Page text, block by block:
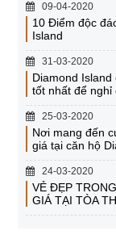
09-04-2020
10 Điểm độc
Island
31-03-2020
Diamond
tốt nhất để nghỉ
25-03-2020
Nơi mang đến
giá tại căn hộ
24-03-2020
VẺ ĐẸP
GIÁ TẠI TÒA